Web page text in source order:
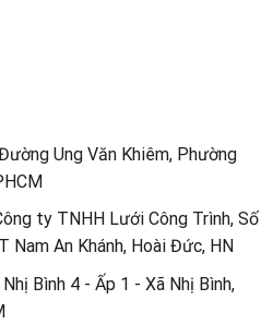
Ung Văn Khiêm, Phường
ty TNHH Lưới Công Trình, Số
Nam An Khánh, Hoài Đức, HN
Bình 4 - Ấp 1 - Xã Nhị Bình,